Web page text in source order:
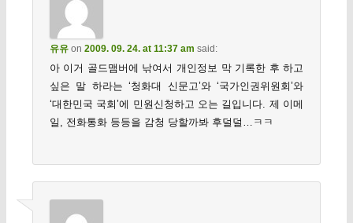
유유on 2009. 09. 24. at 11:37 am said:
아 이거 골드맴버에 낚여서 개인정보 막 기록한 후 하고
싶은 말 하라는 ‘청화대 신문고’와 ‘국가인권위원회’와
‘대한민국 국회’에 민원신청하고 오는 길입니다. 제 이메
일, 전화통화 등등을 감청 당할까봐 후덜덜…ㅋㅋ